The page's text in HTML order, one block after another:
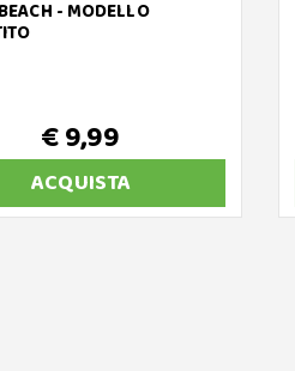
- MODELLO
€ 9,99
ACQUISTA